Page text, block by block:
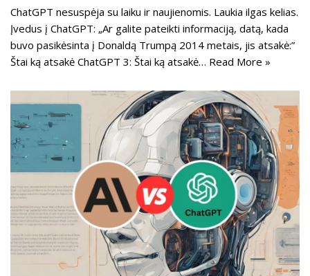
ChatGPT nesuspėja su laiku ir naujienomis. Laukia ilgas kelias.
Įvedus į ChatGPT: „Ar galite pateikti informaciją, datą, kada
buvo pasikėsinta į Donaldą Trumpą 2014 metais, jis atsakė:”
Štai ką atsakė ChatGPT 3: Štai ką atsakė… Read More »